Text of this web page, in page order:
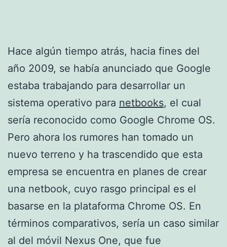
Hace algún tiempo atrás, hacia fines del
año 2009, se había anunciado que Google
estaba trabajando para desarrollar un
sistema operativo para netbooks, el cual
sería reconocido como Google Chrome OS.
Pero ahora los rumores han tomado un
nuevo terreno y ha trascendido que esta
empresa se encuentra en planes de crear
una netbook, cuyo rasgo principal es el
basarse en la plataforma Chrome OS. En
términos comparativos, sería un caso similar
al del móvil Nexus One, que fue